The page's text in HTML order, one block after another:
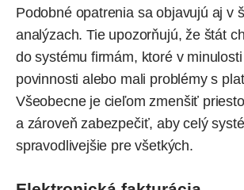
Podobné opatrenia sa objavujú aj v
analýzach. Tie upozorňujú, že štát
do systému firmám, ktoré v
povinnosti alebo mali problémy s
Všeobecne je cieľom zmenšiť
a zároveň zabezpečiť, aby celý
spravodlivejšie pre všetkých.